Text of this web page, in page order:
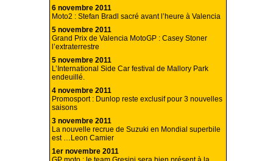
6 novembre 2011
Moto2 : Stefan Bradl sacré avant l’heure à Valencia
5 novembre 2011
Grand Prix de Valencia MotoGP : Casey Stoner
l’extraterrestre
5 novembre 2011
L’International Side Car festival de Mallory Park
endeuillé.
4 novembre 2011
Promosport : Dunlop reste exclusif pour 3 nouvelles
saisons
3 novembre 2011
La nouvelle recrue de Suzuki en Mondial superbile
est …Leon Camier
1er novembre 2011